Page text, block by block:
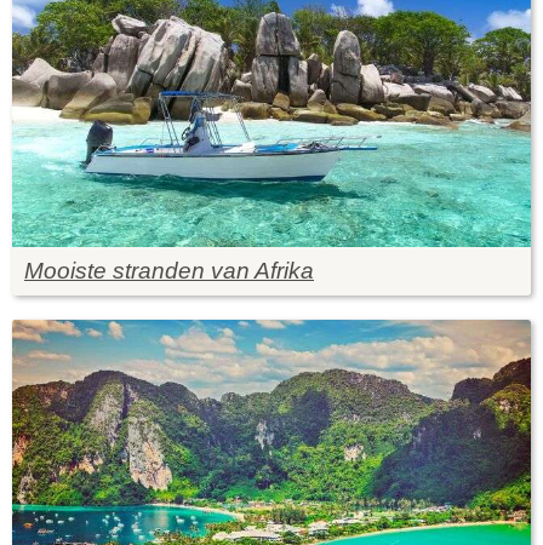
Mooiste stranden van Afrika